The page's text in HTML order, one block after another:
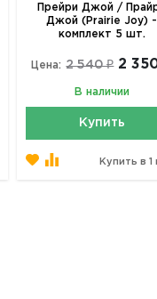
Прейри Джой /
Джой (Prairie Joy) -
комплект 5 шт.
Цена: 2 540 ₽ 2
В наличии
Купить
Купить в 1